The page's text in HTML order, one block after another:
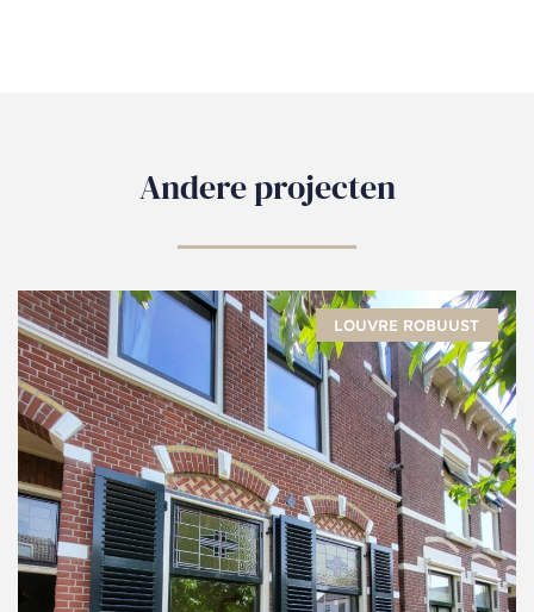
Andere projecten
LOUVRE ROBUUST